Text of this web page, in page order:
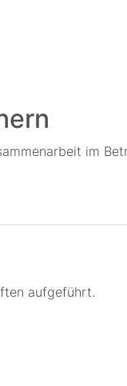
im
aufgeführt.